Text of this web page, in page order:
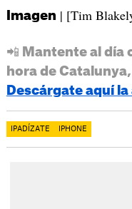
Imagen | [Tim
📲 Mantente al día
hora de
Descárgate aquí
IPADÍZATE IPHONE